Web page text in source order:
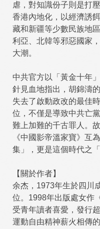
虐，對知識份子則是打
香港內地化，以經濟誘
藏和新疆等少數民族地
利亞、北韓等邪惡國家
大潮。
中共官方以「黃金十年
針見血地指出，胡錦濤
失去了啟動政改的最佳
位，不僅是導致中共亡
難上加難的千古罪人。
《中國影帝溫家寶》互
集」，更是這個時代之「
【關於作者】
余杰，1973年生於四川
位。1998年出版處女作
受青年讀者喜愛，發行
運動自由精神薪火相傳的